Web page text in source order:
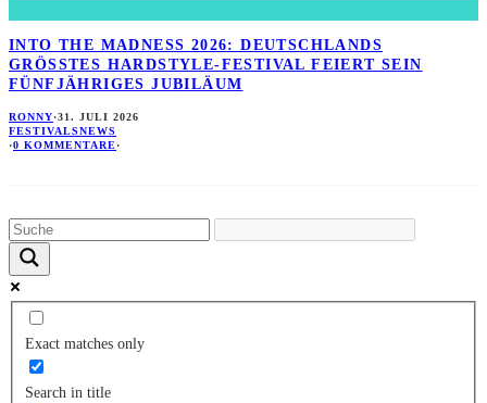
INTO THE MADNESS 2026: DEUTSCHLANDS
GRÖSSTES HARDSTYLE-FESTIVAL FEIERT SEIN F
ÜNFJÄHRIGES JUBILÄUM
RONNY·31. JULI 2026
FESTIVALSNEWS
·0 KOMMENTARE·
Exact matches only
Search in title